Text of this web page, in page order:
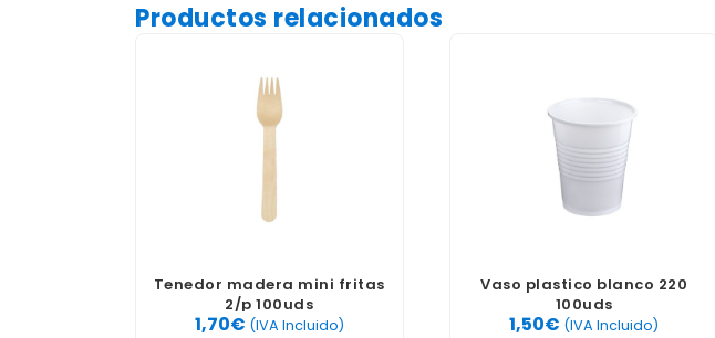
Productos relacionados
Tenedor madera mini fritas
2/p 100uds
1,70€ (IVA Incluido)
Vaso plastico blanco 220
100uds
1,50€ (IVA Incluido)